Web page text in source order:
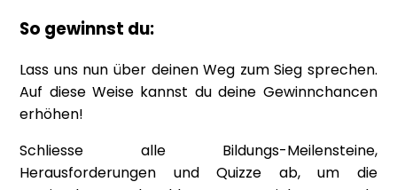
So gewinnst du:
Lass uns nun über deinen Weg zum Sieg sprechen.
Auf diese Weise kannst du deine Gewinnchancen
erhöhen!
Schliesse alle Bildungs-Meilensteine,
Herausforderungen und Quizze ab, um die